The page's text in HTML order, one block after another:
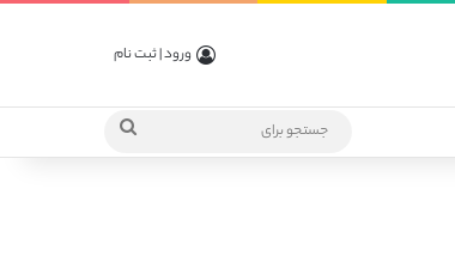
ورود | ثبت نام
جستجو